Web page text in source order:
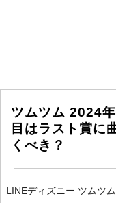
ツムツム 2024
目はラスト賞に
くべき？
LINEディズニー ツムツ